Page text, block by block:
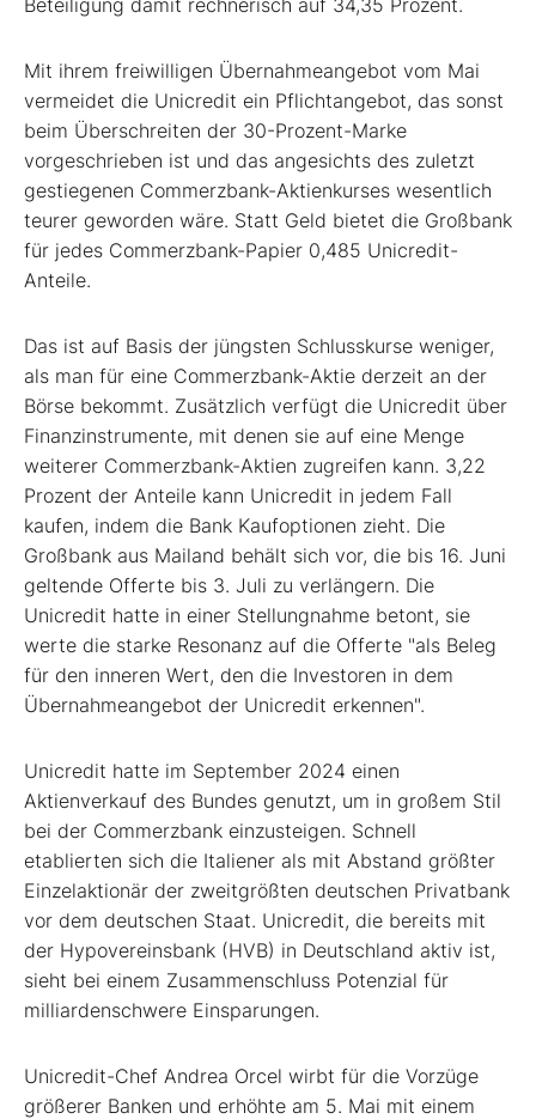
Mit ihrem freiwilligen Übernahmeangebot vom Mai
vermeidet die Unicredit ein Pflichtangebot, das sonst
beim Überschreiten der 30-Prozent-Marke
vorgeschrieben ist und das angesichts des zuletzt
gestiegenen Commerzbank-Aktienkurses wesentlich
teurer geworden wäre. Statt Geld bietet die Großbank
für jedes Commerzbank-Papier 0,485 Unicredit-
Anteile.
Das ist auf Basis der jüngsten Schlusskurse weniger,
als man für eine Commerzbank-Aktie derzeit an der
Börse bekommt. Zusätzlich verfügt die Unicredit über
Finanzinstrumente, mit denen sie auf eine Menge
weiterer Commerzbank-Aktien zugreifen kann. 3,22
Prozent der Anteile kann Unicredit in jedem Fall
kaufen, indem die Bank Kaufoptionen zieht. Die
Großbank aus Mailand behält sich vor, die bis 16. Juni
geltende Offerte bis 3. Juli zu verlängern. Die
Unicredit hatte in einer Stellungnahme betont, sie
werte die starke Resonanz auf die Offerte "als Beleg
für den inneren Wert, den die Investoren in dem
Übernahmeangebot der Unicredit erkennen".
Unicredit hatte im September 2024 einen
Aktienverkauf des Bundes genutzt, um in großem Stil
bei der Commerzbank einzusteigen. Schnell
etablierten sich die Italiener als mit Abstand größter
Einzelaktionär der zweitgrößten deutschen Privatbank
vor dem deutschen Staat. Unicredit, die bereits mit
der Hypovereinsbank (HVB) in Deutschland aktiv ist,
sieht bei einem Zusammenschluss Potenzial für
milliardenschwere Einsparungen.
Unicredit-Chef Andrea Orcel wirbt für die Vorzüge
größerer Banken und erhöhte am 5. Mai mit einem